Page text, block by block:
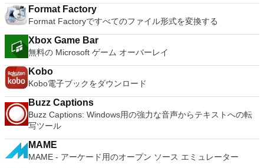
virtual machines. Latest Hardware Support - Broadwell and
Haswell CPU support. Enterprise Quality Virtual Machines -
16 vCPUs, 8TB virtual disks, and 64GB memory. Enhanced
IPv6 Support - IPv6-to-IPv4 NAT (6to4 and 4to6). Virtual
Machine Video Memory - Up to 2GB. Enhanced Connectivity -
High Resolution Displays - 4K UHD and QHD+ support.
VMware Workstation Pro is a perfect choice for those of you
who are a little skeptical about making the leap over to
Windows 10. By utilizing an app like this, you'll get to try out
all of Windows 10's new features in a safe sandboxed
environment, without the need to install the OS natively.
VMware Workstation Pro doesn't just support Microsofts OS,
you can also install Linux VMs, including Ubuntu, Red Hat,
Fedora, and lots of other distributions as well. Overall,
Format Factory
Format Factoryですべてのファイル形式を変換する
Xbox Game Bar
無料の Microsoft ゲーム オーバーレイ
Kobo
Kobo電子ブックをダウンロード
Buzz Captions
Buzz Captions: Windows用の強力な音声からテキストへの転
写ツール
MAME
MAME - アーケード用のオープン ソース エミュレーター